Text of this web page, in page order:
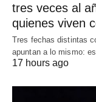
tres veces al
quienes viven
Tres fechas distintas
apuntan a lo mismo:
17 hours ago